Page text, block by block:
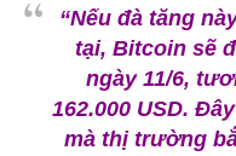
“Nếu đà tăng
tại, Bitcoin sẽ
ngày 11/6,
162.000 USD.
mà thị trường